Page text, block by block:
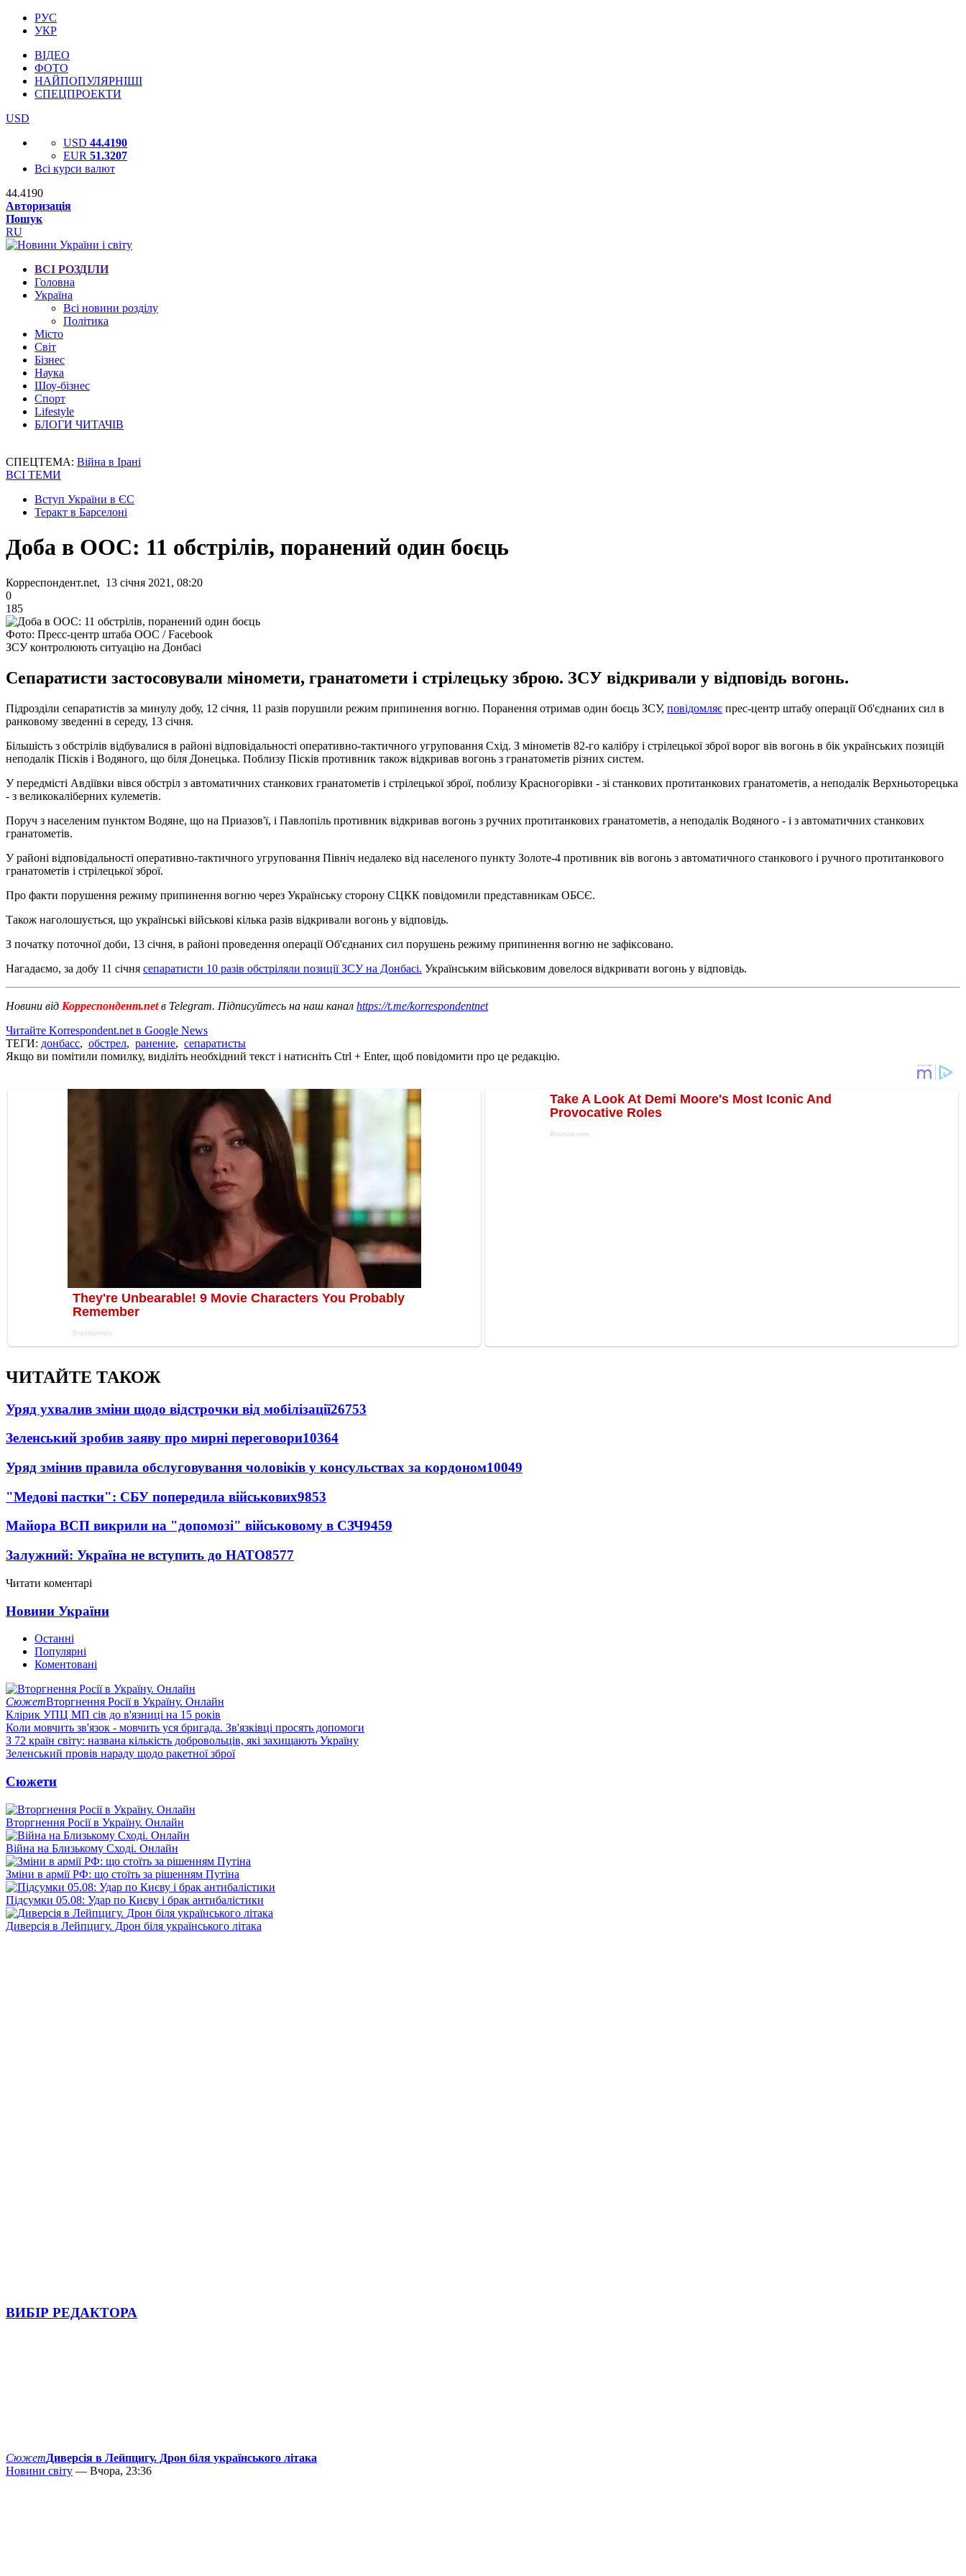
РУС
УКР
ВІДЕО
ФОТО
НАЙПОПУЛЯРНІШІ
СПЕЦПРОЕКТИ
USD
USD 44.4190
EUR 51.3207
Всі курси валют
44.4190
Авторизація
Пошук
RU
ВСІ РОЗДІЛИ
Головна
Україна
Всі новини розділу
Політика
Місто
Світ
Бізнес
Наука
Шоу-бізнес
Спорт
Lifestyle
БЛОГИ ЧИТАЧІВ
СПЕЦТЕМА: Війна в Ірані
ВСІ ТЕМИ
Вступ України в ЄС
Теракт в Барселоні
Доба в ООС: 11 обстрілів, поранений один боєць
Корреспондент.net, 13 січня 2021, 08:20
0
185
Фото: Пресс-центр штаба ООС / Facebook
ЗСУ контролюють ситуацію на Донбасі
Сепаратисти застосовували міномети, гранатомети і стрілецьку зброю. ЗСУ відкривали у відповідь вогонь.
Підрозділи сепаратистів за минулу добу, 12 січня, 11 разів порушили режим припинення вогню. Поранення отримав один боєць ЗСУ, повідомляє прес-центр штабу операції Об'єднаних сил в
ранковому зведенні в середу, 13 січня.
Більшість з обстрілів відбувалися в районі відповідальності оперативно-тактичного угруповання Схід. З мінометів 82-го калібру і стрілецької зброї ворог вів вогонь в бік українських позицій
неподалік Пісків і Водяного, що біля Донецька. Поблизу Пісків противник також відкривав вогонь з гранатометів різних систем.
У передмісті Авдіївки вівся обстріл з автоматичних станкових гранатометів і стрілецької зброї, поблизу Красногорівки - зі станкових протитанкових гранатометів, а неподалік Верхньоторецька
- з великокаліберних кулеметів.
Поруч з населеним пунктом Водяне, що на Приазов'ї, і Павлопіль противник відкривав вогонь з ручних протитанкових гранатометів, а неподалік Водяного - і з автоматичних станкових
гранатометів.
У районі відповідальності оперативно-тактичного угруповання Північ недалеко від населеного пункту Золоте-4 противник вів вогонь з автоматичного станкового і ручного протитанкового
гранатометів і стрілецької зброї.
Про факти порушення режиму припинення вогню через Українську сторону СЦКК повідомили представникам ОБСЄ.
Також наголошується, що українські військові кілька разів відкривали вогонь у відповідь.
З початку поточної доби, 13 січня, в районі проведення операції Об'єднаних сил порушень режиму припинення вогню не зафіксовано.
Нагадаємо, за добу 11 січня сепаратисти 10 разів обстріляли позиції ЗСУ на Донбасі. Українським військовим довелося відкривати вогонь у відповідь.
Новини від Корреспондент.netв Telegram. Підписуйтесь на наш канал https://t.me/korrespondentnet
Читайте Korrespondent.net в Google News
ТЕГИ: донбасс, обстрел, ранение, сепаратисты
Якщо ви помітили помилку, виділіть необхідний текст і натисніть Ctrl + Enter, щоб повідомити про це редакцію.
ЧИТАЙТЕ ТАКОЖ
Уряд ухвалив зміни щодо відстрочки від мобілізації26753
Зеленський зробив заяву про мирні переговори10364
Уряд змінив правила обслуговування чоловіків у консульствах за кордоном10049
"Медові пастки": СБУ попередила військових9853
Майора ВСП викрили на "допомозі" військовому в СЗЧ9459
Залужний: Україна не вступить до НАТО8577
Читати коментарі
Новини України
Останні
Популярні
Коментовані
СюжетВторгнення Росії в Україну. Онлайн
Клірик УПЦ МП сів до в'язниці на 15 років
Коли мовчить зв'язок - мовчить уся бригада. Зв'язківці просять допомоги
З 72 країн світу: названа кількість добровольців, які захищають Україну
Зеленський провів нараду щодо ракетної зброї
Сюжети
Вторгнення Росії в Україну. Онлайн
Війна на Близькому Сході. Онлайн
Зміни в армії РФ: що стоїть за рішенням Путіна
Підсумки 05.08: Удар по Києву і брак антибалістики
Диверсія в Лейпцигу. Дрон біля українського літака
ВИБІР РЕДАКТОРА
СюжетДиверсія в Лейпцигу. Дрон біля українського літака
Новини світу — Вчора, 23:36